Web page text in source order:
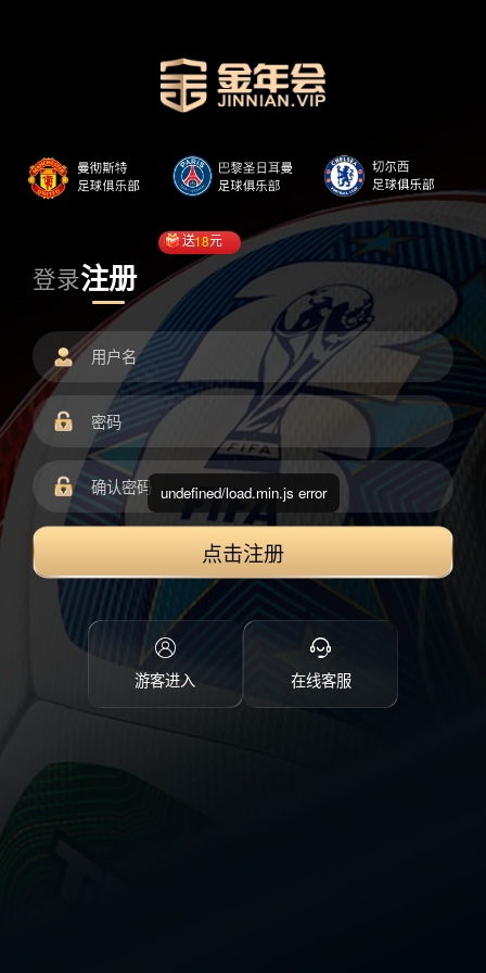
登录注册
送18元
点击注册
游客进入 在线客服
undefined/load.min.js error